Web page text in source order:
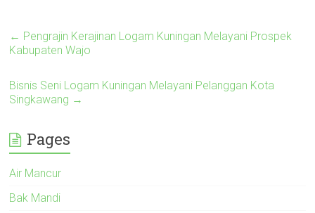
← Pengrajin Kerajinan Logam Kuningan Melayani Prospek
Kabupaten Wajo
Bisnis Seni Logam Kuningan Melayani Pelanggan Kota
Singkawang →
Pages
Air Mancur
Bak Mandi